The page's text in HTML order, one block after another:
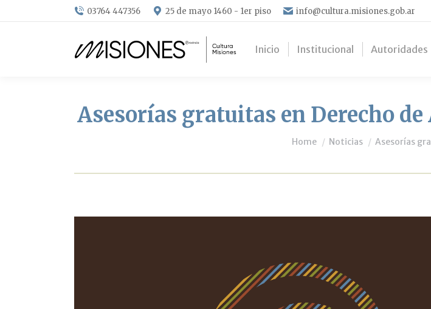
03764 447356 25 de mayo 1460 - 1er piso info@cultura.misiones.gob.ar
Inicio Institucional Autoridades
Asesorías gratuitas en Derecho
You are here:
Home Noticias Asesorías